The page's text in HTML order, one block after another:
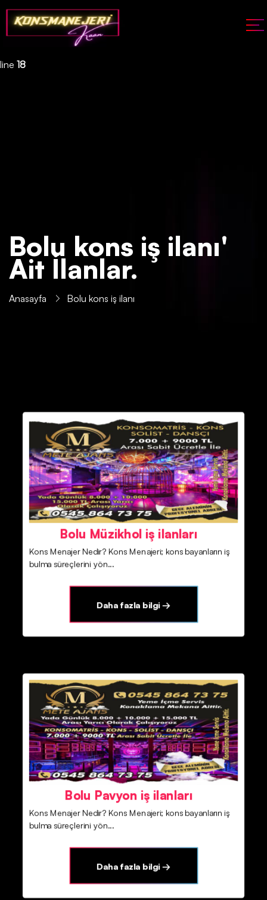
Deprecated: json_decode(): Passing null to parameter #1 ($json)
of type string is deprecated in
/home/konsmenajericom/public_html/api/kontrol/etiket.php
line 18
Bolu kons iş ilanı'
Ait İlanlar.
Anasayfa Bolu kons iş ilanı
Bolu Müzikhol iş ilanları
Kons Menajer Nedir? Kons Menajeri; kons bayanların iş
bulma süreçlerini yön...
Daha fazla bilgi →
Bolu Pavyon iş ilanları
Kons Menajer Nedir? Kons Menajeri; kons bayanların iş
bulma süreçlerini yön...
Daha fazla bilgi →